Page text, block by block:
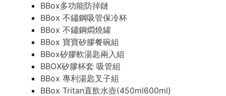
BBox多功能防掉鏈
BBox 不鏽鋼吸管保冷杯
BBox 不鏽鋼燜燒罐
BBox 寶寶矽膠餐碗組
BBox矽膠軟湯匙兩入組
BBOX矽膠杯套 吸管組
BBox 專利湯匙叉子組
BBox Tritan直飲水壺(450ml600ml)